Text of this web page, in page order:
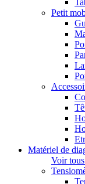
Petit
Matériel de
Voir